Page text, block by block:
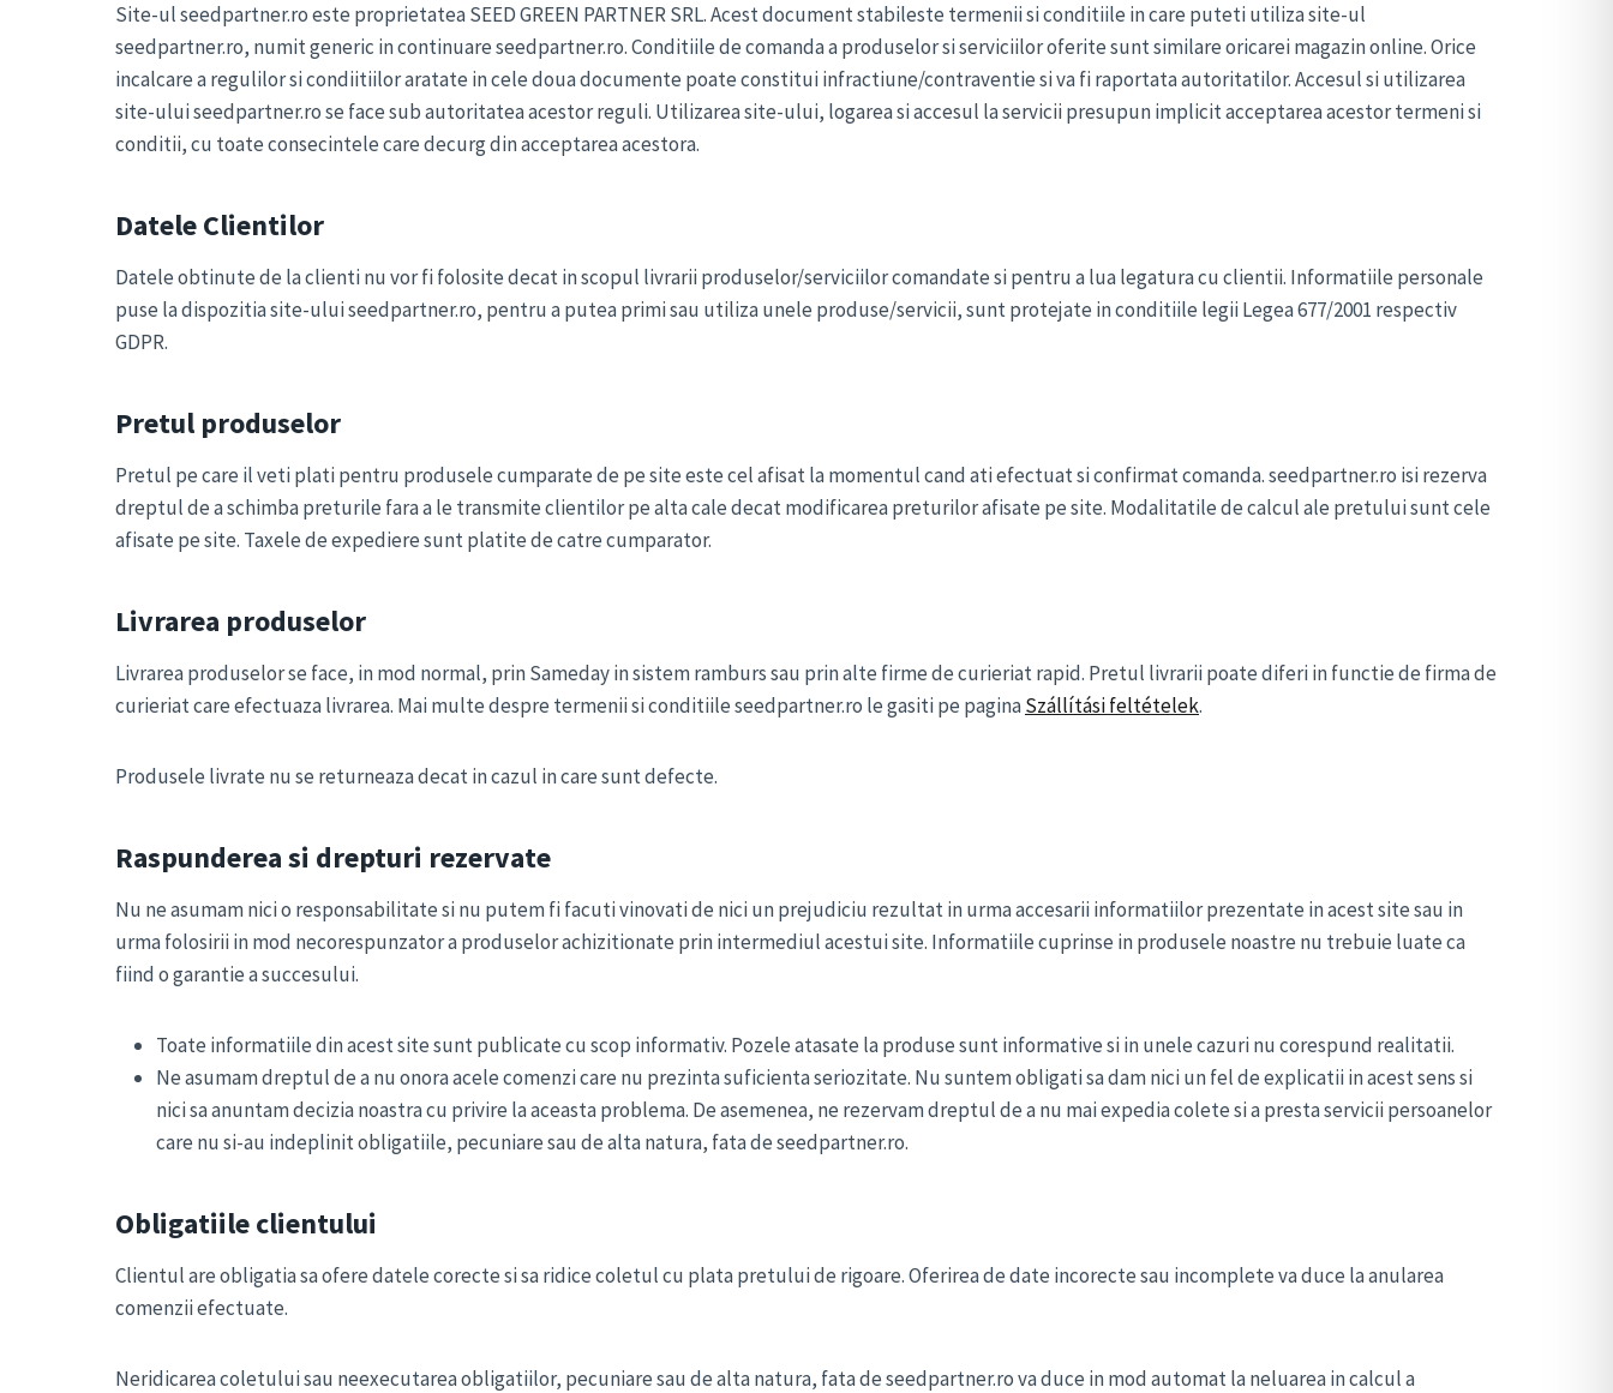
Site-ul seedpartner.ro este proprietatea SEED GREEN PARTNER SRL. Acest document stabileste termenii si conditiile in care puteti utiliza site-ul
seedpartner.ro, numit generic in continuare seedpartner.ro. Conditiile de comanda a produselor si serviciilor oferite sunt similare oricarei magazin online. Orice
incalcare a regulilor si condiitiilor aratate in cele doua documente poate constitui infractiune/contraventie si va fi raportata autoritatilor. Accesul si utilizarea
site-ului seedpartner.ro se face sub autoritatea acestor reguli. Utilizarea site-ului, logarea si accesul la servicii presupun implicit acceptarea acestor termeni si
conditii, cu toate consecintele care decurg din acceptarea acestora.
Datele Clientilor
Datele obtinute de la clienti nu vor fi folosite decat in scopul livrarii produselor/serviciilor comandate si pentru a lua legatura cu clientii. Informatiile personale
puse la dispozitia site-ului seedpartner.ro, pentru a putea primi sau utiliza unele produse/servicii, sunt protejate in conditiile legii Legea 677/2001 respectiv
GDPR.
Pretul produselor
Pretul pe care il veti plati pentru produsele cumparate de pe site este cel afisat la momentul cand ati efectuat si confirmat comanda. seedpartner.ro isi rezerva
dreptul de a schimba preturile fara a le transmite clientilor pe alta cale decat modificarea preturilor afisate pe site. Modalitatile de calcul ale pretului sunt cele
afisate pe site. Taxele de expediere sunt platite de catre cumparator.
Livrarea produselor
Livrarea produselor se face, in mod normal, prin Sameday in sistem ramburs sau prin alte firme de curieriat rapid. Pretul livrarii poate diferi in functie de firma de
curieriat care efectuaza livrarea. Mai multe despre termenii si conditiile seedpartner.ro le gasiti pe paginaSzállítási feltételek.
Produsele livrate nu se returneaza decat in cazul in care sunt defecte.
Raspunderea si drepturi rezervate
Nu ne asumam nici o responsabilitate si nu putem fi facuti vinovati de nici un prejudiciu rezultat in urma accesarii informatiilor prezentate in acest site sau in
urma folosirii in mod necorespunzator a produselor achizitionate prin intermediul acestui site. Informatiile cuprinse in produsele noastre nu trebuie luate ca
fiind o garantie a succesului.
Toate informatiile din acest site sunt publicate cu scop informativ. Pozele atasate la produse sunt informative si in unele cazuri nu corespund realitatii.
Ne asumam dreptul de a nu onora acele comenzi care nu prezinta suficienta seriozitate. Nu suntem obligati sa dam nici un fel de explicatii in acest sens si
nici sa anuntam decizia noastra cu privire la aceasta problema. De asemenea, ne rezervam dreptul de a nu mai expedia colete si a presta servicii persoanelor
care nu si-au indeplinit obligatiile, pecuniare sau de alta natura, fata de seedpartner.ro.
Obligatiile clientului
Clientul are obligatia sa ofere datele corecte si sa ridice coletul cu plata pretului de rigoare. Oferirea de date incorecte sau incomplete va duce la anularea
comenzii efectuate.
Neridicarea coletului sau neexecutarea obligatiilor, pecuniare sau de alta natura, fata de seedpartner.ro va duce in mod automat la neluarea in calcul a